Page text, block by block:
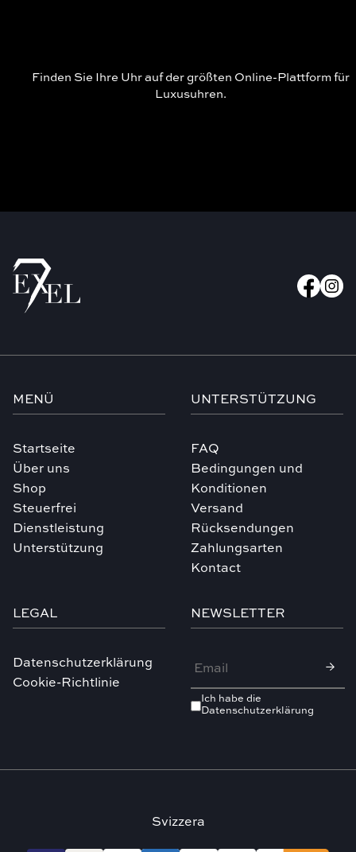
Finden Sie Ihre Uhr auf der größten Online-Plattform für
Luxusuhren.
MENÜ
Startseite
Über uns
Shop
Steuerfrei
Dienstleistung
Unterstützung
UNTERSTÜTZUNG
FAQ
Bedingungen und
Konditionen
Versand
Rücksendungen
Zahlungsarten
Kontact
LEGAL
Datenschutzerklärung
Cookie-Richtlinie
NEWSLETTER
Ich habe die
Datenschutzerklärung
Svizzera